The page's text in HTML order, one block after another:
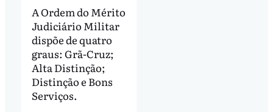
A Ordem do Mérito
Judiciário Militar
dispõe de quatro
graus: Grã-Cruz;
Alta Distinção;
Distinção e Bons
Serviços.